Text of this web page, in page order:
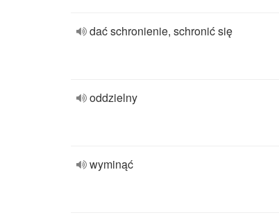
dać schronienie, schronić się
oddzielny
wyminąć